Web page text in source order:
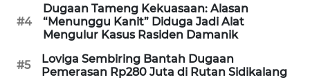
#4
Dugaan Tameng Kekuasaan: Alasan
“Menunggu Kanit” Diduga Jadi Alat
Mengulur Kasus Rasiden Damanik
#5
Loviga Sembiring Bantah Dugaan
Pemerasan Rp280 Juta di Rutan Sidikalang
BERAMPU
NEWS
ANUGERAH
NEWS